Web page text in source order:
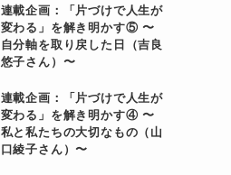
連載企画：「片づけで人生が
変わる」を解き明かす⑤ 〜
自分軸を取り戻した日（吉良
悠子さん）〜
連載企画：「片づけで人生が
変わる」を解き明かす④ 〜
私と私たちの大切なもの（山
口綾子さん）〜